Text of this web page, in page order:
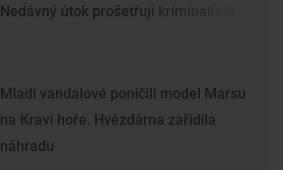
Nedávný útok prošetřují kriminalisté
Mladí vandalové poničili model Marsu
na Kraví hoře. Hvězdárna zařídila
náhradu